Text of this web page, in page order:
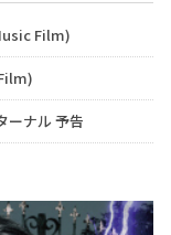
Film)
ーナル 予告